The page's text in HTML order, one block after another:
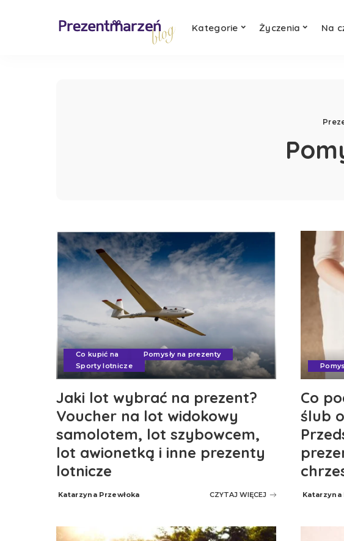
Kategorie Życzenia Na
Co kupić na
Pomysły na prezenty
Sporty lotnicze
Jaki lot wybrać na prezent?
Voucher na lot widokowy
samolotem, lot szybowcem,
lot awionetką i inne prezenty
lotnicze
Posted
Katarzyna Przewłoka CZYTAJ WIĘCEJ
Co
ślub
Posted
Katarzyna